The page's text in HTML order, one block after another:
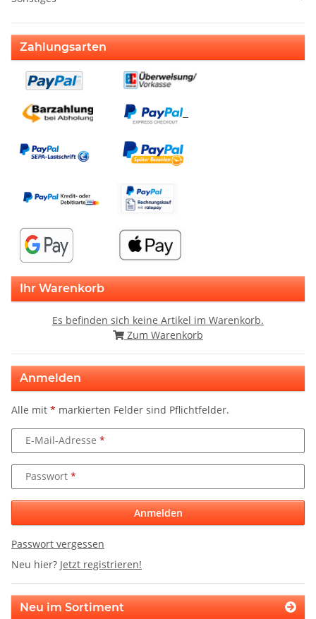
Zahlungsarten
Ihr Warenkorb
Es befinden sich keine Artikel im Warenkorb.
Zum Warenkorb
Anmelden
Alle mit * markierten Felder sind Pflichtfelder.
E-Mail-Adresse
Passwort
Anmelden
Passwort vergessen
Neu hier? Jetzt registrieren!
Neu im Sortiment